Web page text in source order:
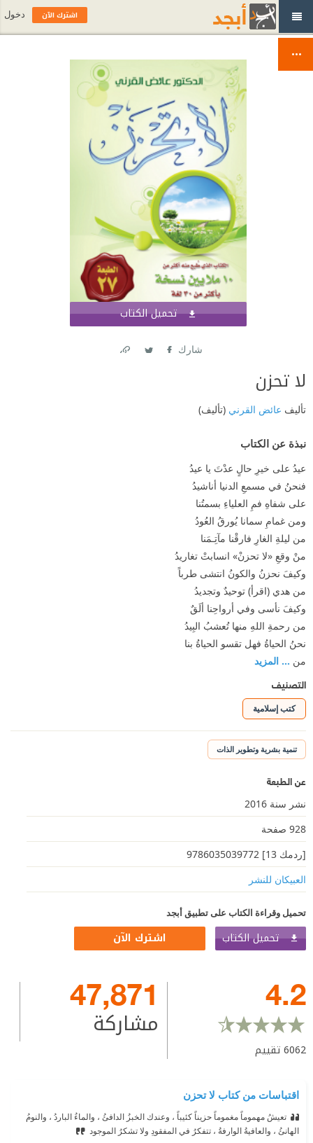
تحميل الكتاب
شارك
لا تحزن
تأليف عائض القرني (تأليف)
نبذة عن الكتاب
عيدُ على خيرِ حالٍ عدْتَ يا عيدُ
فنحنُ في مسمعِ الدنيا أناشيدُ
على شفاهِ فمِ العلياءِ بسمتُنا
ومن غمامِ سمانا يُورقُ العُودُ
من ليلةِ الغارِ فارقْنا مآتِـمَنا
منْ وقعِ «لا تحزنْ» انسابتْ تغاريدُ
وكيفَ نحزنُ والكونُ انتشى طرباً
من هدي (اقرأ) توحيدٌ وتجديدُ
وكيفَ نأسى وفي أرواحِنا ألَقٌ
من رحمةِ اللهِ منها تُعشبُ البِيدُ
نحنُ الحياةُ فهل تقسو الحياةُ بنا
من ... المزيد
التصنيف
كتب إسلامية
تنمية بشرية وتطوير الذات
عن الطبعة
نشر سنة 2016
928 صفحة
[ردمك 13] 9786035039772
العبيكان للنشر
تحميل وقراءة الكتاب على تطبيق أبجد
تحميل الكتاب اشترك الآن
4.2
6062تقييم
47,871
مشاركة
اقتباسات من كتاب لا تحزن
تعيشُ مهموماً مغموماً حزيناً كئيباً ، وعندك الخبزُ الدافئُ ، والماءُ الباردُ ، والنومُ
الهانئُ ، والعافيةُ الوارفةُ ، تتفكرُ في المفقودِ ولا تشكرُ الموجود
اشترك الآن دخول